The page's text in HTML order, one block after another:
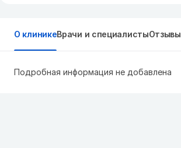
О клиникеВрачи и специалистыОтзывы
Подробная информация не добавлена